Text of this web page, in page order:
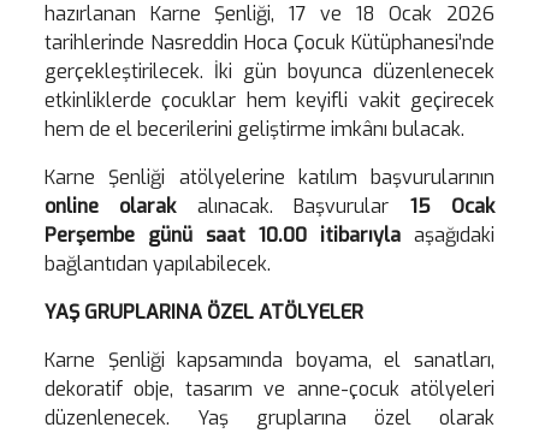
hazırlanan Karne Şenliği, 17 ve 18 Ocak 2026
tarihlerinde Nasreddin Hoca Çocuk Kütüphanesi’nde
gerçekleştirilecek. İki gün boyunca düzenlenecek
etkinliklerde çocuklar hem keyifli vakit geçirecek
hem de el becerilerini geliştirme imkânı bulacak.
Karne Şenliği atölyelerine katılım başvurularının
online olarakalınacak. Başvurular 15 Ocak
Perşembe günü saat 10.00 itibarıyla aşağıdaki
bağlantıdan yapılabilecek.
YAŞ GRUPLARINA ÖZEL ATÖLYELER
Karne Şenliği kapsamında boyama, el sanatları,
dekoratif obje, tasarım ve anne-çocuk atölyeleri
düzenlenecek. Yaş gruplarına özel olarak